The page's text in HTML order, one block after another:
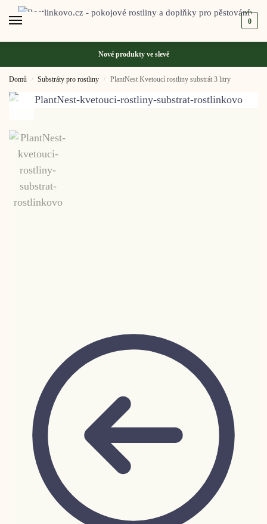
0
Nové produkty ve slevě
Domů / Substráty pro rostliny / PlantNest Kvetoucí rostliny substrát 3 litry